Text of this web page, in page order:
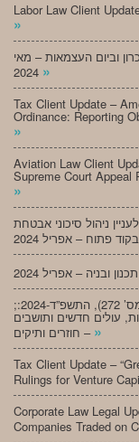
Labor Law Client
»
וביום העצמאות – מאי
»
Tax Client Update –
Ordinance: Reporting
»
Aviation Law Client
Supreme Court Appeal
»
ניהול סיכוני אבטחת
;מעו”דכן מיסים – חוק לתיקון פקודת מס הכנסה (מס’ 272), התשפ”ד-2024:
עולים חדשים ותושבים
חוזרים ותיקים – »
Tax Client Update –
Rulings for Venture
Corporate Law Legal
Companies Traded on